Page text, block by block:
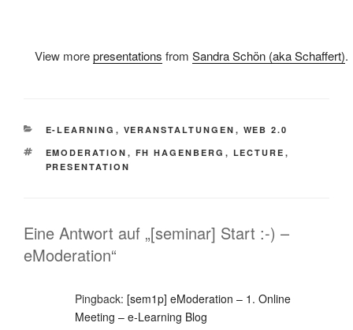
View morepresentations from Sandra Schön (aka Schaffert).
KATEGORIEN
E-LEARNING , VERANSTALTUNGEN , WEB 2.0
SCHLAGWÖRTER
EMODERATION , FH HAGENBERG , LECTURE ,
PRESENTATION
Eine Antwort auf „[seminar] Start :-) –
eModeration“
Pingback: [sem1p] eModeration – 1. Online
Meeting – e-Learning Blog